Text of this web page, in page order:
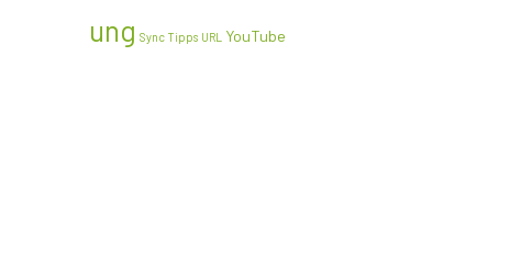
ung Sync Tipps URL YouTube